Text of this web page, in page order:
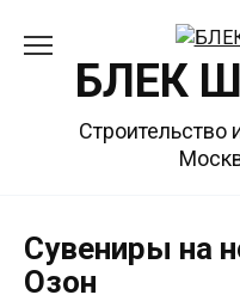
содержаниюБЛЕК
Строительство
Сувениры на
Озон